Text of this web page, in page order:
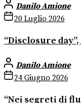
Danilo Amione
20 Luglio 2026
“Disclosure
Danilo Amione
24 Giugno 2026
“Nei segreti di